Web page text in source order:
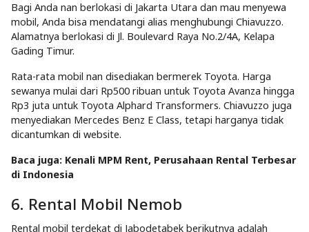
Bagi Anda nan berlokasi di Jakarta Utara dan mau menyewa
mobil, Anda bisa mendatangi alias menghubungi Chiavuzzo.
Alamatnya berlokasi di Jl. Boulevard Raya No.2/4A, Kelapa
Gading Timur.
Rata-rata mobil nan disediakan bermerek Toyota. Harga
sewanya mulai dari Rp500 ribuan untuk Toyota Avanza hingga
Rp3 juta untuk Toyota Alphard Transformers. Chiavuzzo juga
menyediakan Mercedes Benz E Class, tetapi harganya tidak
dicantumkan di website.
Baca juga: Kenali MPM Rent, Perusahaan Rental Terbesar
di Indonesia
6. Rental Mobil Nemob
Rental mobil terdekat di Jabodetabek berikutnya adalah